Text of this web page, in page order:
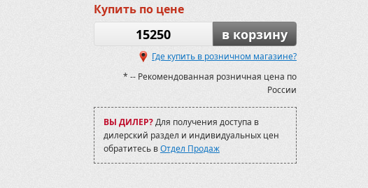
Купить по цене
15250 в корзину
Где купить в розничном магазине?
* -- Рекомендованная розничная цена по
России
ВЫ ДИЛЕР?Для получения доступа в
дилерский раздел и индивидуальных цен
обратитесь вОтдел Продаж